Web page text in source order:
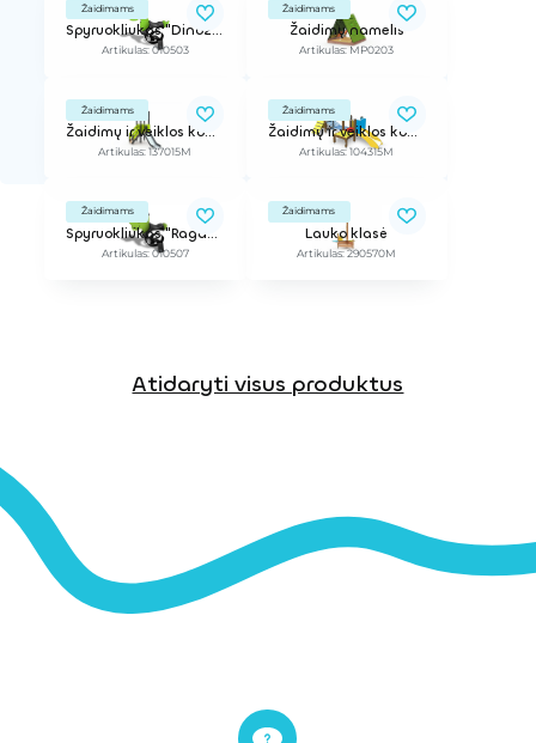
Žaidimams
Spyruokliukas "Dinozauras"
Artikulas: 010503
Žaidimams
Žaidimų namelis
Artikulas: MP0203
Žaidimams
Žaidimų ir veiklos kompleksas
Artikulas: 137015M
Žaidimams
Žaidimų ir veiklos kompleksas
Artikulas: 104315M
Žaidimams
Spyruokliukas "Raganosis"
Artikulas: 010507
Žaidimams
Lauko klasė
Artikulas: 290570M
Atidaryti visus produktus